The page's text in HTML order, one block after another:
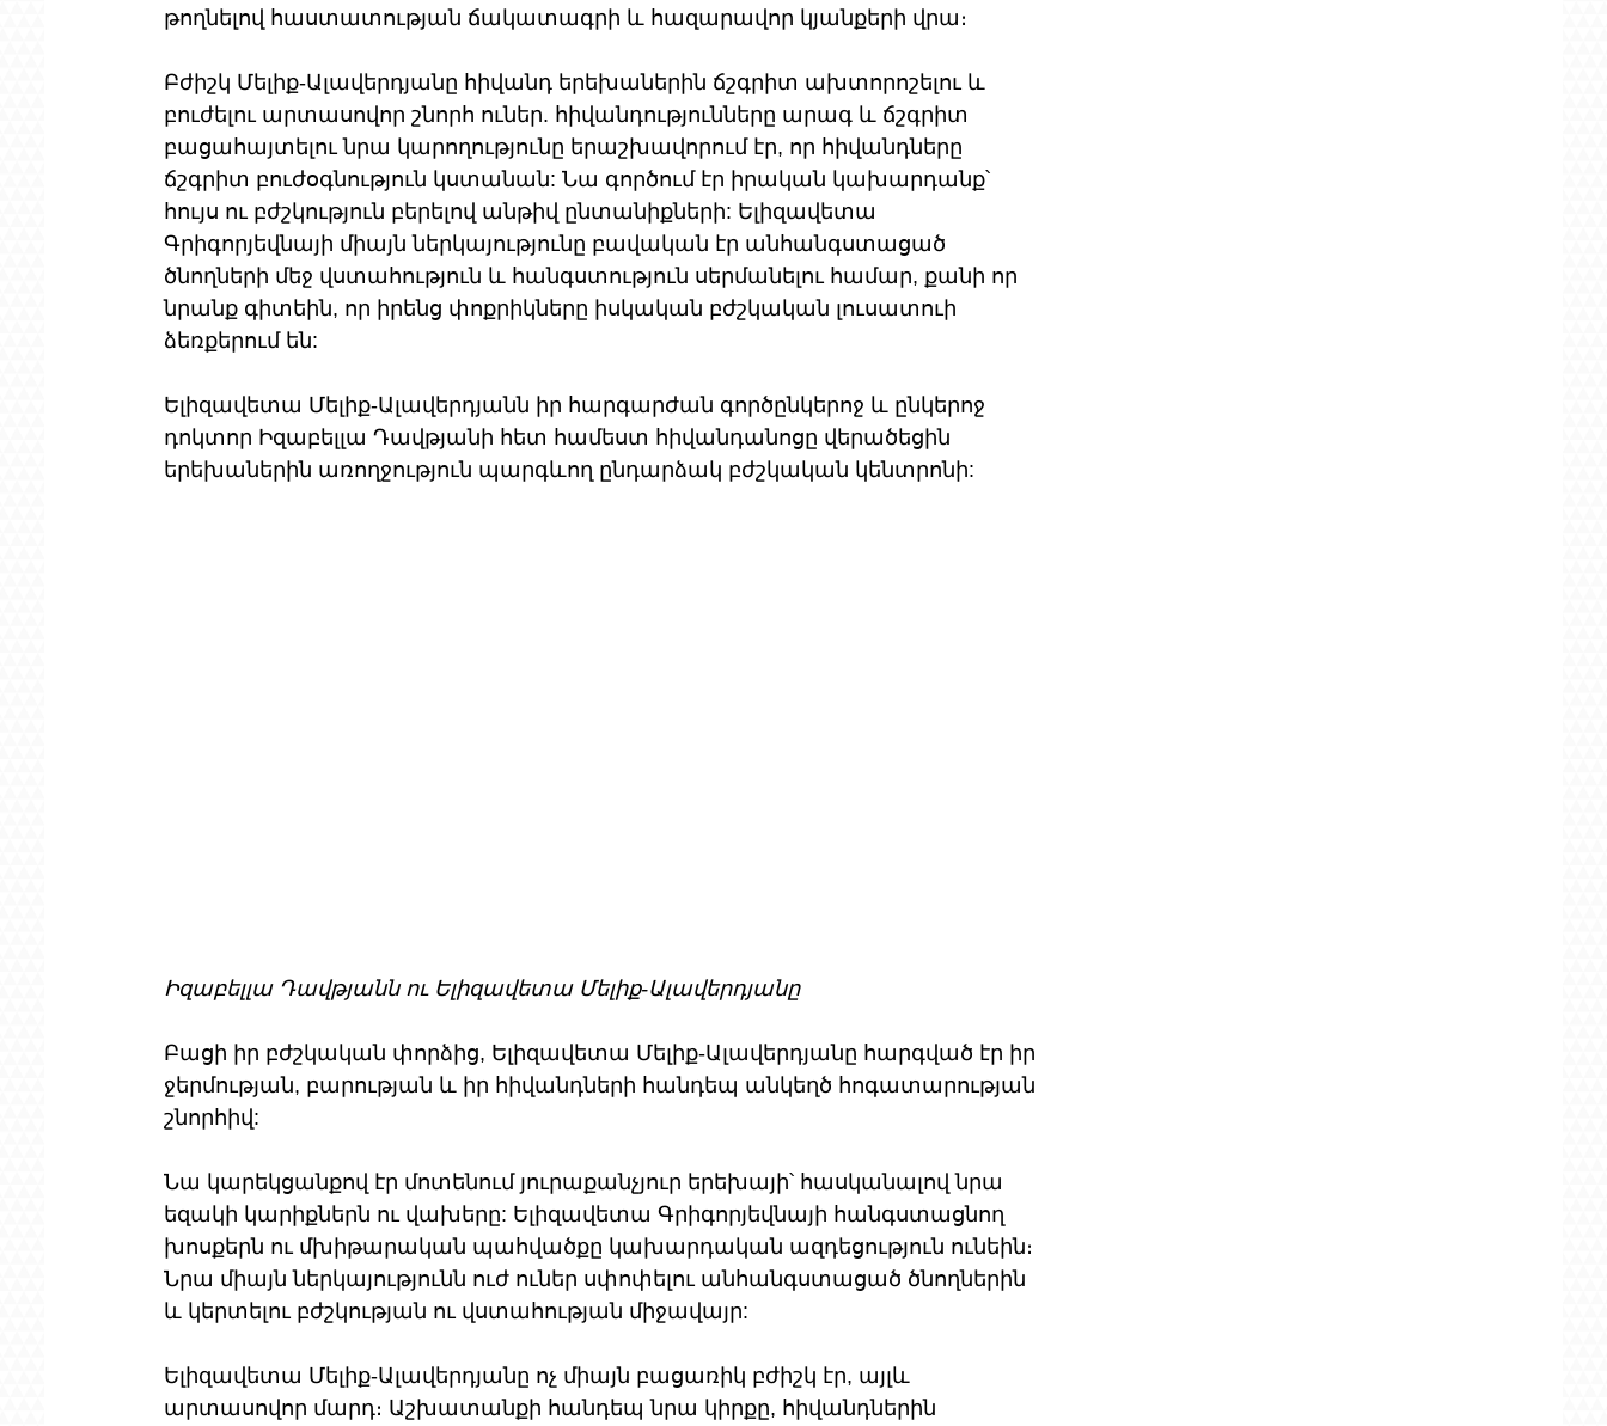
թողնելով հաստատության ճակատագրի և հազարավոր կյանքերի վրա։
Բժիշկ Մելիք-Ալավերդյանը հիվանդ երեխաներին ճշգրիտ ախտորոշելու և
բուժելու արտասովոր շնորհ ուներ. հիվանդությունները արագ և ճշգրիտ
բացահայտելու նրա կարողությունը երաշխավորում էր, որ հիվանդները
ճշգրիտ բուժօգնություն կստանան: Նա գործում էր իրական կախարդանք՝
հույս ու բժշկություն բերելով անթիվ ընտանիքների: Ելիզավետա
Գրիգորյեվնայի միայն ներկայությունը բավական էր անհանգստացած
ծնողների մեջ վստահություն և հանգստություն սերմանելու համար, քանի որ
նրանք գիտեին, որ իրենց փոքրիկները իսկական բժշկական լուսատուի
ձեռքերում են:
Ելիզավետա Մելիք-Ալավերդյանն իր հարգարժան գործընկերոջ և ընկերոջ
դոկտոր Իզաբելլա Դավթյանի հետ համեստ հիվանդանոցը վերածեցին
երեխաներին առողջություն պարգևող ընդարձակ բժշկական կենտրոնի:
Իզաբելլա Դավթյանն ու Ելիզավետա Մելիք-Ալավերդյանը
Բացի իր բժշկական փորձից, Ելիզավետա Մելիք-Ալավերդյանը հարգված էր իր
ջերմության, բարության և իր հիվանդների հանդեպ անկեղծ հոգատարության
շնորհիվ:
Նա կարեկցանքով էր մոտենում յուրաքանչյուր երեխայի՝ հասկանալով նրա
եզակի կարիքներն ու վախերը: Ելիզավետա Գրիգորյեվնայի հանգստացնող
խոսքերն ու մխիթարական պահվածքը կախարդական ազդեցություն ունեին։
Նրա միայն ներկայությունն ուժ ուներ սփոփելու անհանգստացած ծնողներին
և կերտելու բժշկության ու վստահության միջավայր:
Ելիզավետա Մելիք-Ալավերդյանը ոչ միայն բացառիկ բժիշկ էր, այլև
արտասովոր մարդ։ Աշխատանքի հանդեպ նրա կիրքը, հիվանդներին